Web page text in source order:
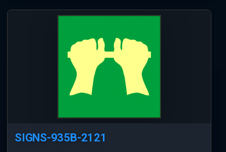
SIGNS-935B-2121